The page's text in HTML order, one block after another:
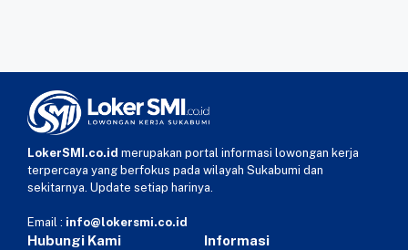
LokerSMI.co.id merupakan portal informasi lowongan kerja
terpercaya yang berfokus pada wilayah Sukabumi dan
sekitarnya. Update setiap harinya.
Email : info@lokersmi.co.id
Hubungi Kami Informasi